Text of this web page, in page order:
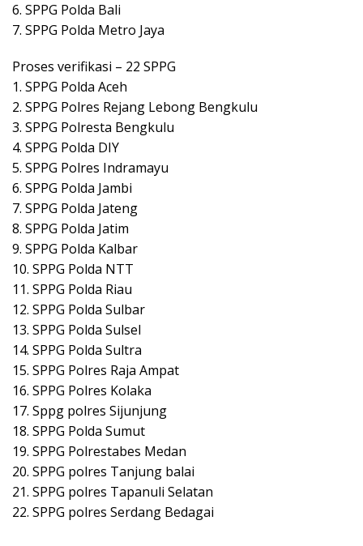
6. SPPG Polda Bali
7. SPPG Polda Metro Jaya
Proses verifikasi – 22 SPPG
1. SPPG Polda Aceh
2. SPPG Polres Rejang Lebong Bengkulu
3. SPPG Polresta Bengkulu
4. SPPG Polda DIY
5. SPPG Polres Indramayu
6. SPPG Polda Jambi
7. SPPG Polda Jateng
8. SPPG Polda Jatim
9. SPPG Polda Kalbar
10. SPPG Polda NTT
11. SPPG Polda Riau
12. SPPG Polda Sulbar
13. SPPG Polda Sulsel
14. SPPG Polda Sultra
15. SPPG Polres Raja Ampat
16. SPPG Polres Kolaka
17. Sppg polres Sijunjung
18. SPPG Polda Sumut
19. SPPG Polrestabes Medan
20. SPPG polres Tanjung balai
21. SPPG polres Tapanuli Selatan
22. SPPG polres Serdang Bedagai